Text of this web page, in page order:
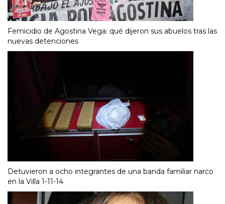
Femicidio de Agostina Vega: qué dijeron sus abuelos tras las
nuevas detenciones
Detuvieron a ocho integrantes de una banda familiar narco
en la Villa 1-11-14